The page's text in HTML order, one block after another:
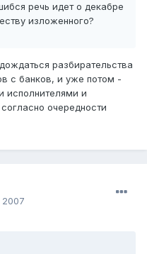
речь идет о декабре
изложенного?
разбирательства
с банков, и уже потом -
исполнителями и
очередности
2007